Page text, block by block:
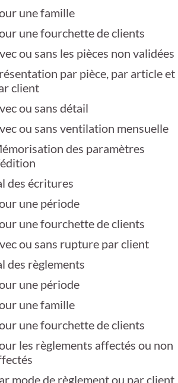
une famille
une fourchette de clients
ou sans les pièces non validées
par pièce, par article et
client
ou sans détail
ou sans ventilation mensuelle
des paramètres
des écritures
une période
une fourchette de clients
ou sans rupture par client
des règlements
une période
une famille
une fourchette de clients
les règlements affectés ou non
mode de règlement ou par client